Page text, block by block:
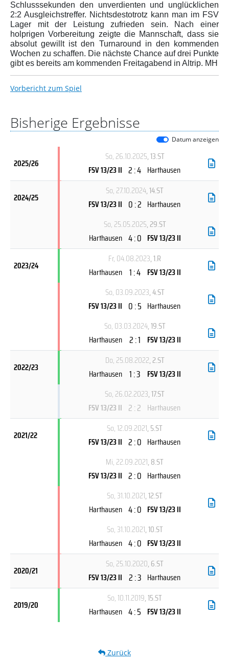
Schlusssekunden den unverdienten und unglücklichen
2:2 Ausgleichstreffer. Nichtsdestotrotz kann man im FSV
Lager mit der Leistung zufrieden sein. Nach einer
holprigen Vorbereitung zeigte die Mannschaft, dass sie
absolut gewillt ist den Turnaround in den kommenden
Wochen zu schaffen. Die nächste Chance auf drei Punkte
gibt es bereits am kommenden Freitagabend in Altrip. MH
Vorbericht zum Spiel
Bisherige Ergebnisse
Datum anzeigen
2025/26
So, 26.10.2025, 13.ST
FSV 13/23 II 2 : 4 Harthausen
2024/25
So, 27.10.2024, 14.ST
FSV 13/23 II 0 : 2 Harthausen
So, 25.05.2025, 29.ST
Harthausen 4 : 0 FSV 13/23 II
2023/24
Fr, 04.08.2023, 1.R
Harthausen 1 : 4 FSV 13/23 II
So, 03.09.2023, 4.ST
FSV 13/23 II 0 : 5 Harthausen
So, 03.03.2024, 19.ST
Harthausen 2 : 1 FSV 13/23 II
2022/23
Do, 25.08.2022, 2.ST
Harthausen 1 : 3 FSV 13/23 II
So, 26.02.2023, 17.ST
FSV 13/23 II 2 : 2 Harthausen
2021/22
So, 12.09.2021, 5.ST
FSV 13/23 II 2 : 0 Harthausen
Mi, 22.09.2021, 8.ST
FSV 13/23 II 2 : 0 Harthausen
So, 31.10.2021, 12.ST
Harthausen 4 : 0 FSV 13/23 II
So, 31.10.2021, 10.ST
Harthausen 4 : 0 FSV 13/23 II
2020/21
So, 25.10.2020, 6.ST
FSV 13/23 II 2 : 3 Harthausen
2019/20
So, 10.11.2019, 15.ST
Harthausen 4 : 5 FSV 13/23 II
Zurück